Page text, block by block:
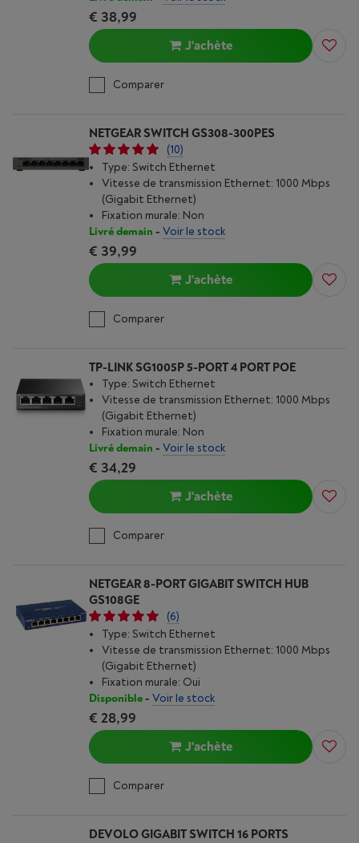
€ 38,99
J'achète
Comparer
NETGEAR SWITCH GS308-300PES
(10)
Type: Switch Ethernet
Vitesse de transmission Ethernet: 1000 Mbps
(Gigabit Ethernet)
Fixation murale: Non
Livré demain - Voir le stock
€ 39,99
J'achète
Comparer
TP-LINK SG1005P 5-PORT 4 PORT POE
Type: Switch Ethernet
Vitesse de transmission Ethernet: 1000 Mbps
(Gigabit Ethernet)
Fixation murale: Non
Livré demain - Voir le stock
€ 34,29
J'achète
Comparer
NETGEAR 8-PORT GIGABIT SWITCH HUB
GS108GE
(6)
Type: Switch Ethernet
Vitesse de transmission Ethernet: 1000 Mbps
(Gigabit Ethernet)
Fixation murale: Oui
Disponible- Voir le stock
€ 28,99
J'achète
Comparer
DEVOLO GIGABIT SWITCH 16 PORTS